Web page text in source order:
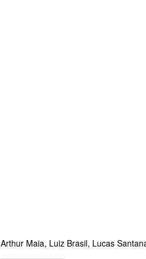
Arthur Maia, Luiz Brasil, Lucas